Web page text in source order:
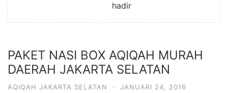
hadir
PAKET NASI BOX AQIQAH MURAH
DAERAH JAKARTA SELATAN
AQIQAH JAKARTA SELATAN · JANUARI 24, 2016